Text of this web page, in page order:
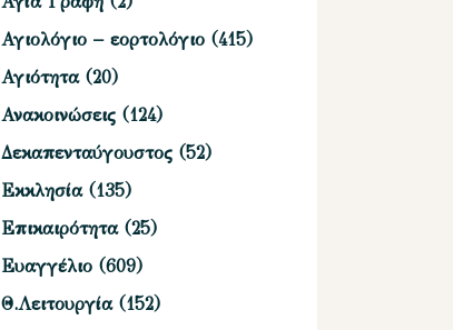
Αγιολόγιο – εορτολόγιο (415)
Αγιότητα(20)
Ανακοινώσεις (124)
Δεκαπενταύγουστος (52)
Εκκλησία(135)
Επικαιρότητα(25)
Ευαγγέλιο (609)
Θ.Λειτουργία(152)